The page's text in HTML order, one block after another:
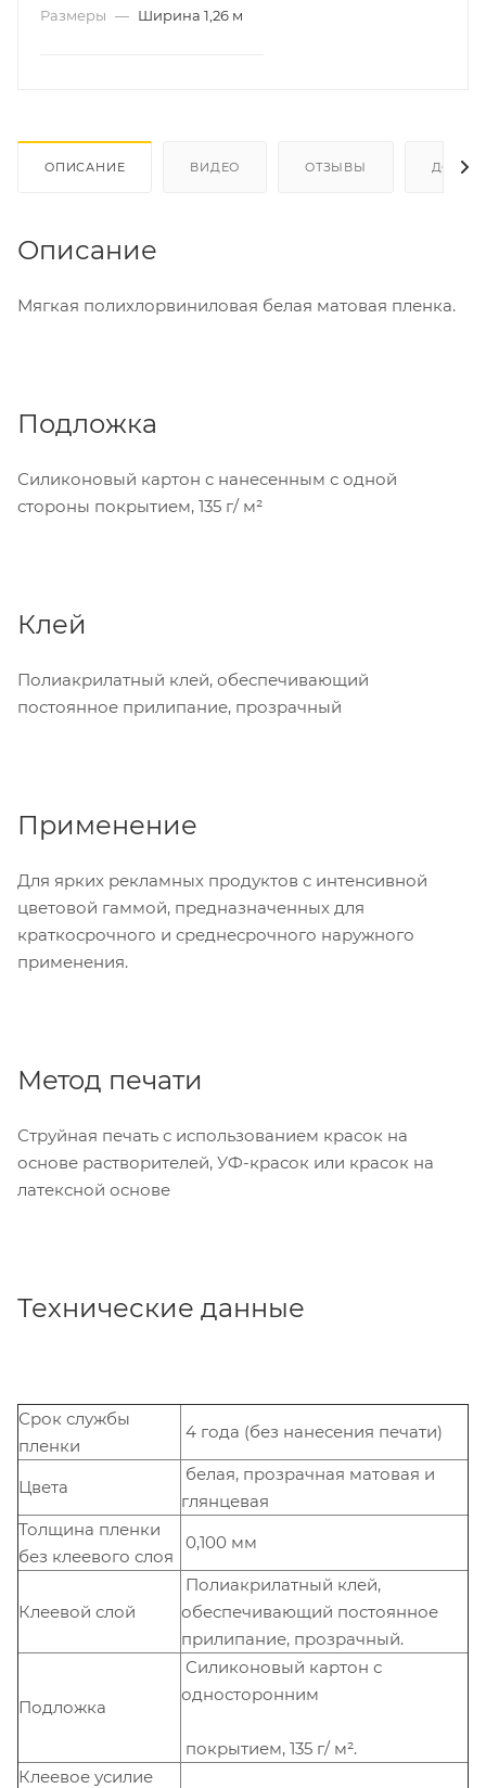
Размеры — Ширина 1,26 м
ОПИСАНИЕ ВИДЕО ОТЗЫВЫ
Описание
Мягкая полихлорвиниловая белая матовая пленка.
Подложка
Силиконовый картон с нанесенным с одной
стороны покрытием, 135 г/ м²
Клей
Полиакрилатный клей, обеспечивающий
постоянное прилипание, прозрачный
Применение
Для ярких рекламных продуктов с интенсивной
цветовой гаммой, предназначенных для
краткосрочного и среднесрочного наружного
применения.
Метод печати
Струйная печать с использованием красок на
основе растворителей, УФ-красок или красок на
латексной основе
Технические данные
Срок службы
пленки
4 года (без нанесения печати)
Цвета
белая, прозрачная матовая и
глянцевая
Толщина пленки
без клеевого слоя
0,100 мм
Клеевой слой
Полиакрилатный клей,
обеспечивающий постоянное
прилипание, прозрачный.
Подложка
Силиконовый картон с
односторонним
покрытием, 135 г/ м².
Клеевое усилие